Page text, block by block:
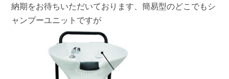
ー
ユ
ニ
納期をお待ちいただいております、簡易型のどこでもシ
ャンプーユニットですが